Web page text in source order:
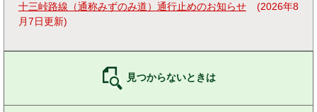
十三峠路線（通称みずのみ道）通行止めのお知らせ
2026年8
月7日更新
見つからないときは